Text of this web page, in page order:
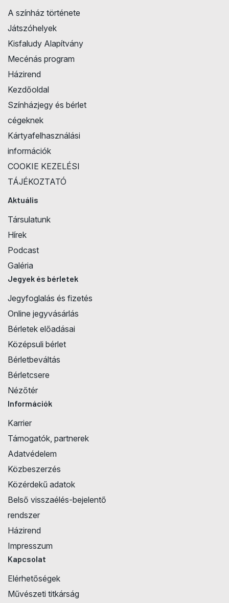
A színház története
Játszóhelyek
Kisfaludy Alapítvány
Mecénás program
Házirend
Kezdőoldal
Színházjegy és bérlet
cégeknek
Kártyafelhasználási
információk
COOKIE KEZELÉSI
TÁJÉKOZTATÓ
Aktuális
Társulatunk
Hírek
Podcast
Galéria
Jegyek és bérletek
Jegyfoglalás és fizetés
Online jegyvásárlás
Bérletek előadásai
Középsuli bérlet
Bérletbeváltás
Bérletcsere
Nézőtér
Információk
Karrier
Támogatók, partnerek
Adatvédelem
Közbeszerzés
Közérdekű adatok
Belső visszaélés-bejelentő
rendszer
Házirend
Impresszum
Kapcsolat
Elérhetőségek
Művészeti titkárság